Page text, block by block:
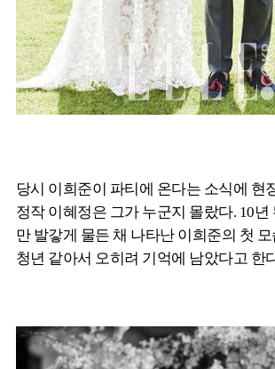
당시 이희준이 파티에 온다는 소식에 현
정작 이혜정은 그가 누군지 몰랐다. 10년
만 발갛게 물든 채 나타난 이희준의 첫
청년 같아서 오히려 기억에 남았다고 한